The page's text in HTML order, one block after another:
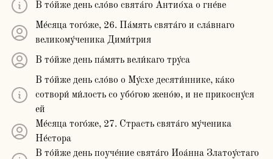
В то́йже день сло́во свята́го Антио́ха о гне́ве
Ме́сяца того́же, 26. Па́мять свята́го и сла́внаго
великому́ченика Дими́трия
В то́йже день па́мять вели́каго тру́са
В то́йже день сло́во о Му́схе десяти́ннике, ка́ко
сотвори́ ми́лость со убо́гою жено́ю, и не прикосну́ся
ей
Ме́сяца того́же, 27. Страсть свята́го му́ченика
Не́стора
В то́йже день поуче́ние свята́го Иоа́нна Златоу́стаго